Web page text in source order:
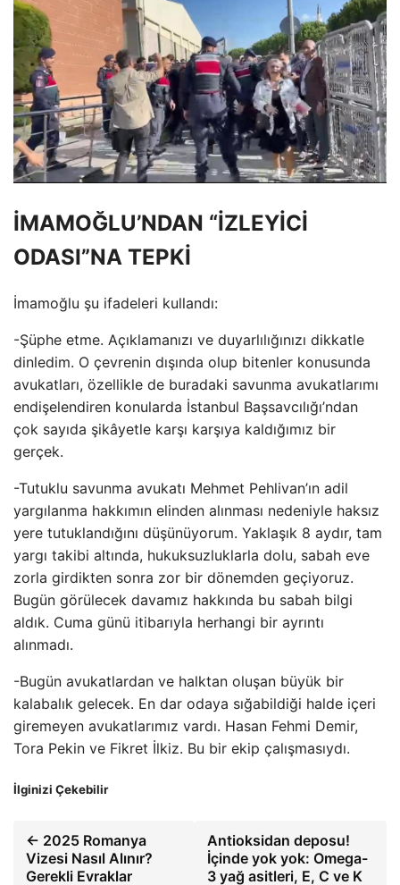
İMAMOĞLU’NDAN “İZLEYİCİ
ODASI”NA TEPKİ
İmamoğlu şu ifadeleri kullandı:
-Şüphe etme. Açıklamanızı ve duyarlılığınızı dikkatle
dinledim. O çevrenin dışında olup bitenler konusunda
avukatları, özellikle de buradaki savunma avukatlarımı
endişelendiren konularda İstanbul Başsavcılığı’ndan
çok sayıda şikâyetle karşı karşıya kaldığımız bir
gerçek.
-Tutuklu savunma avukatı Mehmet Pehlivan’ın adil
yargılanma hakkımın elinden alınması nedeniyle haksız
yere tutuklandığını düşünüyorum. Yaklaşık 8 aydır, tam
yargı takibi altında, hukuksuzluklarla dolu, sabah eve
zorla girdikten sonra zor bir dönemden geçiyoruz.
Bugün görülecek davamız hakkında bu sabah bilgi
aldık. Cuma günü itibarıyla herhangi bir ayrıntı
alınmadı.
-Bugün avukatlardan ve halktan oluşan büyük bir
kalabalık gelecek. En dar odaya sığabildiği halde içeri
giremeyen avukatlarımız vardı. Hasan Fehmi Demir,
Tora Pekin ve Fikret İlkiz. Bu bir ekip çalışmasıydı.
İlginizi Çekebilir
← 2025 Romanya
Vizesi Nasıl Alınır?
Gerekli Evraklar
Antioksidan deposu!
İçinde yok yok: Omega-
3 yağ asitleri, E, C ve K